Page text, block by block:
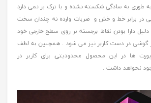
به طوری به سادگی شکسته نشده و یا ترک بر نمی دارد
در برابر خط و خش و ضربات وارده نه چندان سخت
دارا بودن نقاط برجسته بر روی سطح خارجی خود
گوشی در دست کاربر نیز می شود . همچنین به لطف
ها در این محصول محدودیتی برای کاربر در
نخواهد داشت .